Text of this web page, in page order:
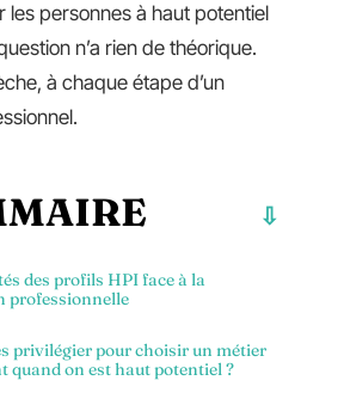
les personnes à haut potentiel
n’a rien de théorique.
à chaque étape d’un
des profils HPI face à la
professionnelle
privilégier pour choisir un métier
quand on est haut potentiel ?